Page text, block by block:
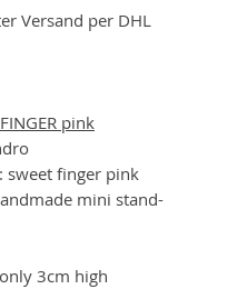
Versand per DHL
pink
finger pink
mini stand-
3cm high